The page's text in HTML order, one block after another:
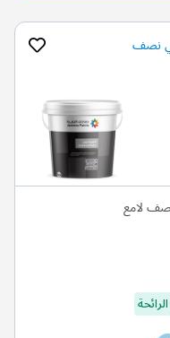
لامع